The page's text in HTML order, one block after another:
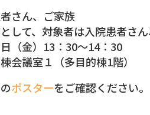
さん、ご家族
して、対象者は入院患者さん
（金）13：30～14：30
会議室１（多目的棟1階）
ポスターをご確認ください。